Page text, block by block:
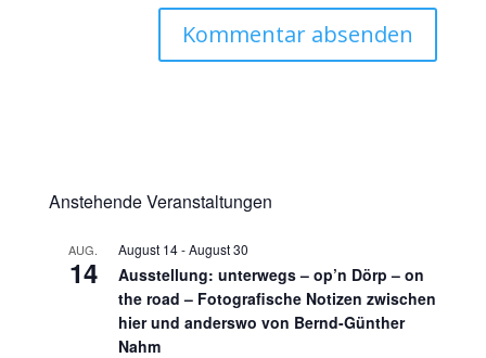
Anstehende Veranstaltungen
AUG.
14
August 14-August 30
Ausstellung: unterwegs – op’n Dörp – on
the road – Fotografische Notizen zwischen
hier und anderswo von Bernd-Günther
Nahm